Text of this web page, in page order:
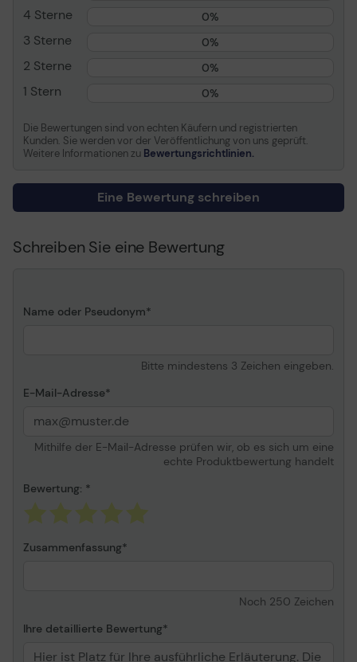
Drucktechnologie
Tintenstrahl
Mediengewicht
80 g/m2
Informationen zur Kompatibilität
HD-MFP,4520ps,500,500
),5100,510ps (42"
PostScript eMFP, T770 (44" ),
Z2100 (44" ), Z3100 (44" ),
cc800ps
4 Sterne 0%
3 Sterne 0%
2 Sterne 0%
1 Stern 0%
Die Bewertungen sind von echten Käufern und registrierten
Kunden. Sie werden vor der Veröffentlichung von uns geprüft.
Weitere Informationen zu Bewertungsrichtlinien.
Eine Bewertung schreiben
Schreiben Sie eine Bewertung
Name oder Pseudonym
Bitte mindestens 3 Zeichen eingeben.
E-Mail-Adresse
Mithilfe der E-Mail-Adresse prüfen wir, ob es sich um eine
echte Produktbewertung handelt
Bewertung:
Zusammenfassung
Noch 250 Zeichen
Ihre detaillierte Bewertung